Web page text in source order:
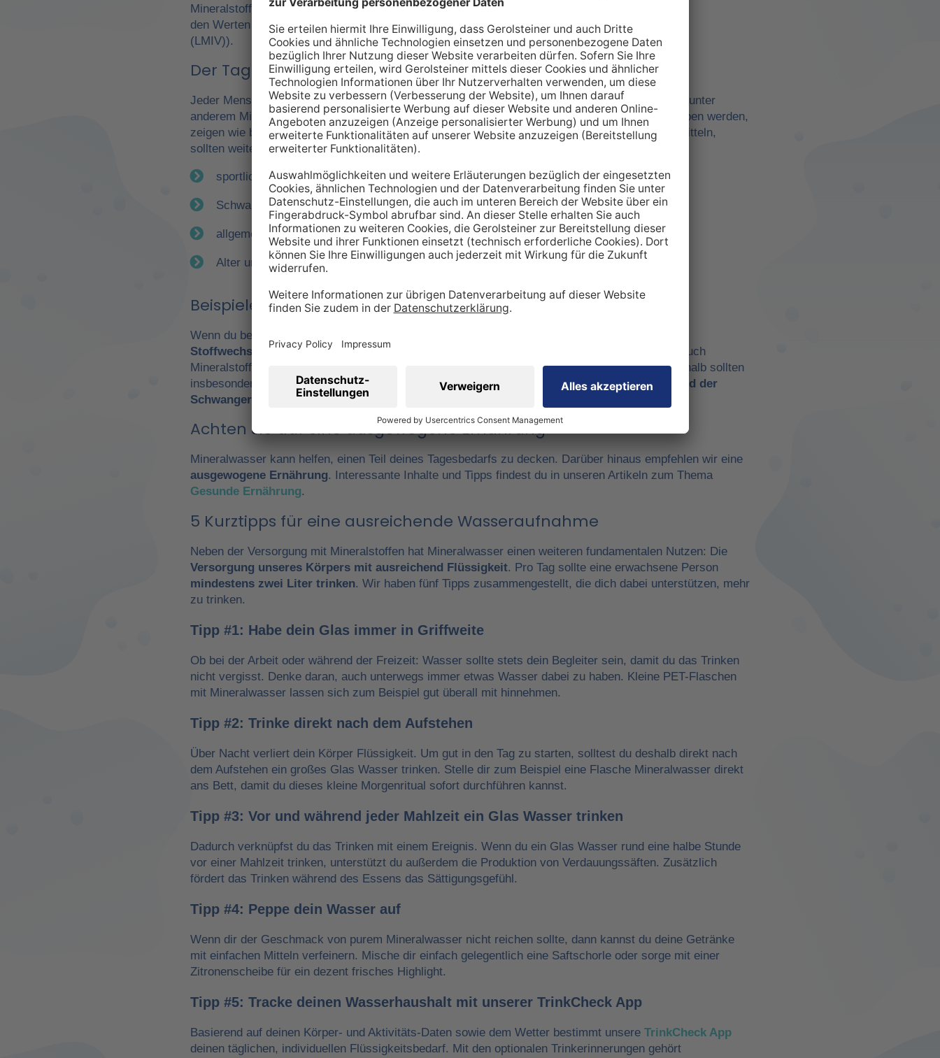
Mineralstoffen um Referenzwertehandelt. Wir orientieren uns dabei an
den Werten der Europäischen Union (EU-Verordnung Nr. 1169/2011
(LMIV)).
Der Tagesbedarf an Mineralien – so individuell wie Sie selbst
Jeder Mensch hat einen individuellen Bedarf an Mineralstoffen, der über verschiedene Quellen, unter
anderem Mineralwasser, gedeckt werden kann. Die Inhaltsstoffe, die in unserer Tabelle angegeben werden,
zeigen wie bereits erwähnt lediglich einen Richtwert. Um den tatsächlichen Tagesbedarf zu ermitteln,
sollten weitere Faktoren miteinbezogen werden:
sportliche Betätigung
Schwangerschaft
allgemeiner Gesundheitszustand
Alter und Geschlecht
Beispiele für einen Mehrbedarf an Mineralstoffen
Wenn du beispielsweise viel
Stoffwechsel
. Daraus ergibt sich ein höherer Bedarf an Nährstoffen wie Vitaminen aber eben auch
Mineralstoffen. Gerade Natrium, Calcium oder Magnesium sind in diesem Kontext wichtig. Deshalb sollten
insbesondere Leistungssportler auf eine ausreichende Zufuhr achtgeben. Ebenso ist eswährend der
Schwangerschaft
wichtig, den veränderten Bedarf zu berücksichtigen.
Achten Sie auf eine ausgewogene Ernährung
Mineralwasser kann helfen, einen Teil deines Tagesbedarfs zu decken. Darüber hinaus empfehlen wir eine
ausgewogene Ernährung. Interessante Inhalte und Tipps findest du in unseren Artikeln zum Thema
Gesunde Ernährung.
5 Kurztipps für eine ausreichende Wasseraufnahme
Neben der Versorgung mit Mineralstoffen hat Mineralwasser einen weiteren fundamentalen Nutzen: Die
Versorgung unseres Körpers mit ausreichend Flüssigkeit. Pro Tag sollte eine erwachsene Person
mindestens zwei Liter trinken. Wir haben fünf Tipps zusammengestellt, die dich dabei unterstützen, mehr
zu trinken.
Tipp #1: Habe dein Glas immer in Griffweite
Ob bei der Arbeit oder während der Freizeit: Wasser sollte stets dein Begleiter sein, damit du das Trinken
nicht vergisst. Denke daran, auch unterwegs immer etwas Wasser dabei zu haben. Kleine PET-Flaschen
mit Mineralwasser lassen sich zum Beispiel gut überall mit hinnehmen.
Tipp #2: Trinke direkt nach dem Aufstehen
Über Nacht verliert dein Körper Flüssigkeit. Um gut in den Tag zu starten, solltest du deshalb direkt nach
dem Aufstehen ein großes Glas Wasser trinken. Stelle dir zum Beispiel eine Flasche Mineralwasser direkt
ans Bett, damit du dieses kleine Morgenritual sofort durchführen kannst.
Tipp #3: Vor und während jeder Mahlzeit ein Glas Wasser trinken
Dadurch verknüpfst du das Trinken mit einem Ereignis. Wenn du ein Glas Wasser rund eine halbe Stunde
vor einer Mahlzeit trinken, unterstützt du außerdem die Produktion von Verdauungssäften. Zusätzlich
fördert das Trinken während des Essens das Sättigungsgefühl.
Tipp #4: Peppe dein Wasser auf
Wenn dir der Geschmack von purem Mineralwasser nicht reichen sollte, dann kannst du deine Getränke
mit einfachen Mitteln verfeinern. Mische dir einfach gelegentlich eine Saftschorle oder sorge mit einer
Zitronenscheibe für ein dezent frisches Highlight.
Tipp #5: Tracke deinen Wasserhaushalt mit unserer TrinkCheck App
Basierend auf deinen Körper- und Aktivitäts-Daten sowie dem Wetter bestimmt unsere TrinkCheck App
deinen täglichen, individuellen Flüssigkeitsbedarf. Mit den optionalen Trinkerinnerungen gehört